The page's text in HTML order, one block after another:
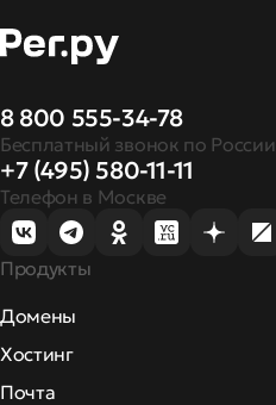
8 800 555-34-78
Бесплатный звонок по России
+7 (495) 580-11-11
Телефон в Москве
Продукты
Домены
Хостинг
Почта